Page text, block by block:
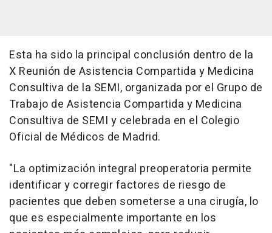
Esta ha sido la principal conclusión dentro de la
X Reunión de Asistencia Compartida y Medicina
Consultiva de la SEMI, organizada por el Grupo de
Trabajo de Asistencia Compartida y Medicina
Consultiva de SEMI y celebrada en el Colegio
Oficial de Médicos de Madrid.
"La optimización integral preoperatoria permite
identificar y corregir factores de riesgo de
pacientes que deben someterse a una cirugía, lo
que es especialmente importante en los